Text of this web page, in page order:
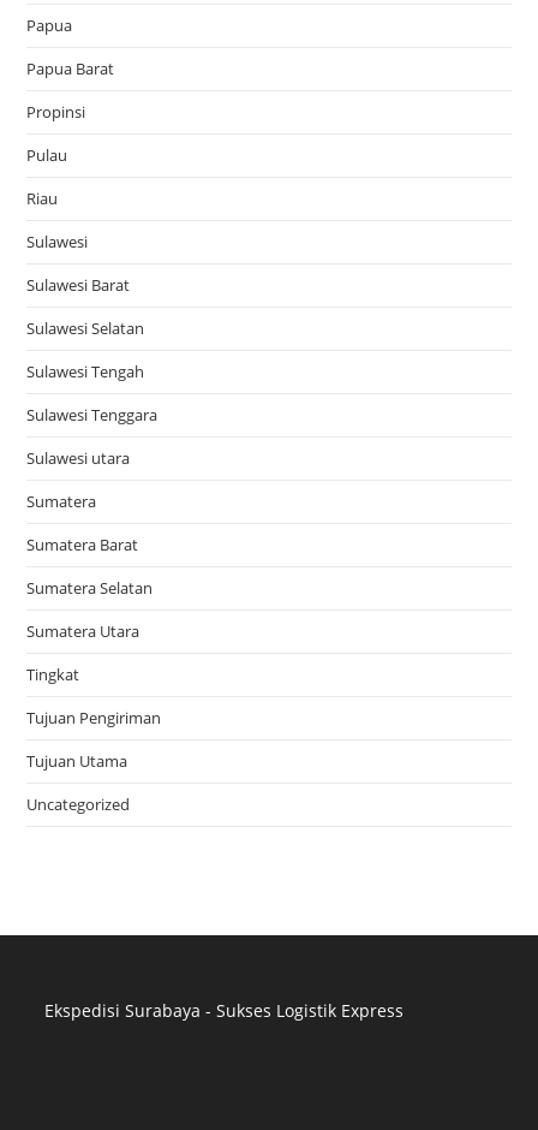
Papua
Papua Barat
Propinsi
Pulau
Riau
Sulawesi
Sulawesi Barat
Sulawesi Selatan
Sulawesi Tengah
Sulawesi Tenggara
Sulawesi utara
Sumatera
Sumatera Barat
Sumatera Selatan
Sumatera Utara
Tingkat
Tujuan Pengiriman
Tujuan Utama
Uncategorized
Ekspedisi Surabaya - Sukses Logistik Express